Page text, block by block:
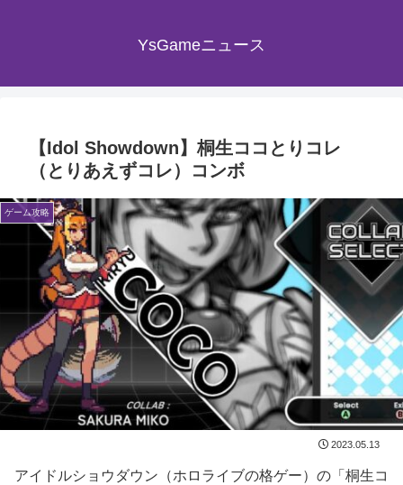
YsGameニュース
【Idol Showdown】桐生ココとりコレ
（とりあえずコレ）コンボ
ゲーム攻略
2023.05.13
アイドルショウダウン（ホロライブの格ゲー）の「桐生コ